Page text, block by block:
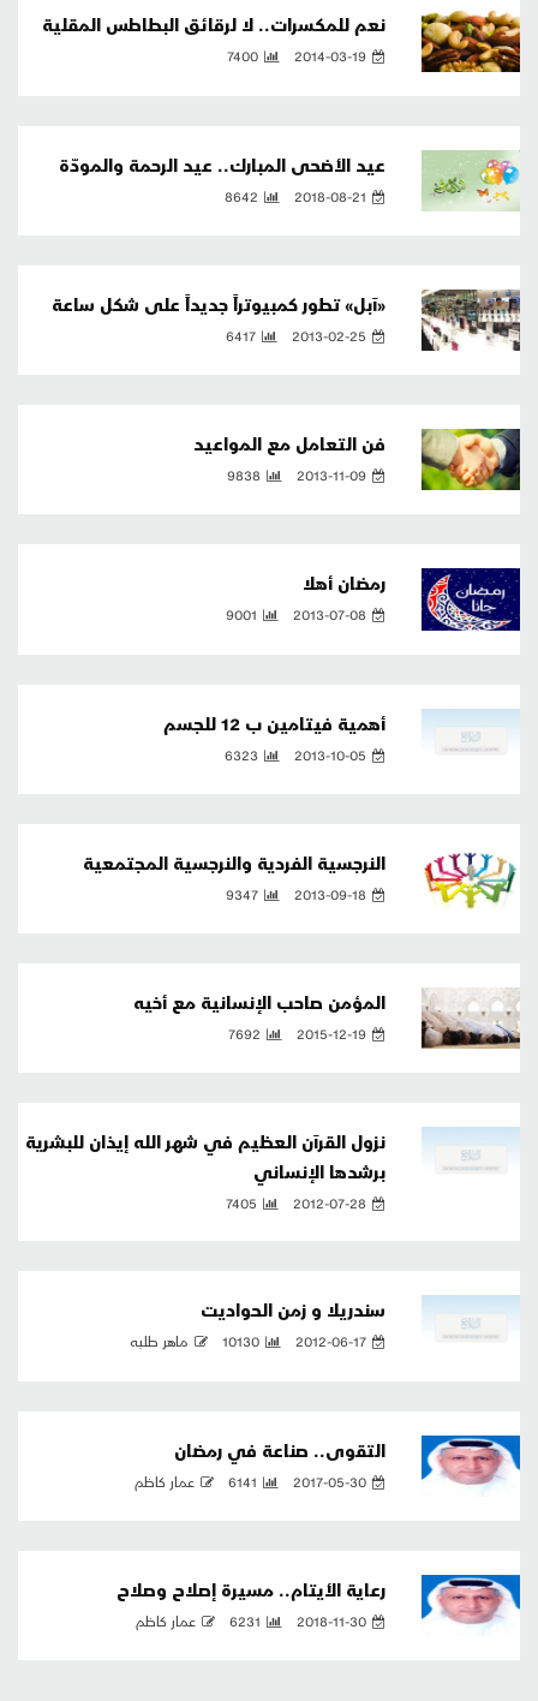
نعم للمكسرات.. لا لرقائق البطاطس المقلية
2014-03-19
7400
عيد الأضحى المبارك.. عيد الرحمة والمودّة
2018-08-21
8642
«آبل» تطور كمبيوتراً جديداً على شكل ساعة
2013-02-25
6417
فن التعامل مع المواعيد
2013-11-09
9838
رمضان أهلا
2013-07-08
9001
أهمية فيتامين ب 12 للجسم
2013-10-05
6323
النرجسية الفردية والنرجسية المجتمعية
2013-09-18
9347
المؤمن صاحب الإنسانية مع أخيه
2015-12-19
7692
نزول القرآن العظيم في شهر الله إيذان للبشرية
برشدها الإنساني
2012-07-28
7405
سندريلا و زمن الحواديت
2012-06-17
10130 ماهر طلبه
التقوى.. صناعة في رمضان
2017-05-30
6141 عمار كاظم
رعاية الأيتام.. مسيرة إصلاح وصلاح
2018-11-30
6231 عمار كاظم